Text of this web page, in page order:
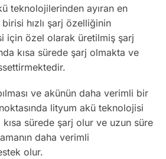
teknolojilerinden ayıran en
hızlı şarj özelliğinin
için özel olarak üretilmiş şarj
kısa sürede şarj olmakta ve
ve akünün daha verimli bir
lityum akü teknolojisi
sürede şarj olur ve uzun süre
daha verimli
olur.